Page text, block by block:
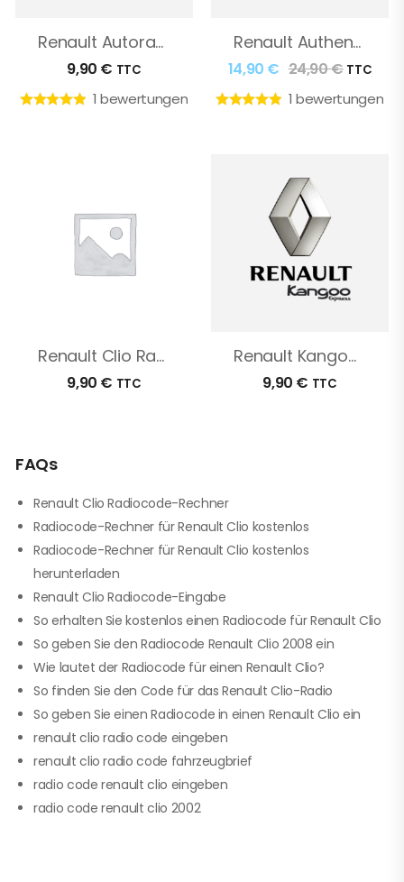
Renault Autoradio Code
9,90 € TTC
1 bewertungen
Renault Authentifizierungsschlüssel
14,90 € 24,90€ TTC
1 bewertungen
Renault Clio Radio Code
9,90 € TTC
Renault Kangoo Radio Code
9,90 € TTC
FAQs
Renault Clio Radiocode-Rechner
Radiocode-Rechner für Renault Clio kostenlos
Radiocode-Rechner für Renault Clio kostenlos
herunterladen
Renault Clio Radiocode-Eingabe
So erhalten Sie kostenlos einen Radiocode für Renault Clio
So geben Sie den Radiocode Renault Clio 2008 ein
Wie lautet der Radiocode für einen Renault Clio?
So finden Sie den Code für das Renault Clio-Radio
So geben Sie einen Radiocode in einen Renault Clio ein
renault clio radio code eingeben
renault clio radio code fahrzeugbrief
radio code renault clio eingeben
radio code renault clio 2002